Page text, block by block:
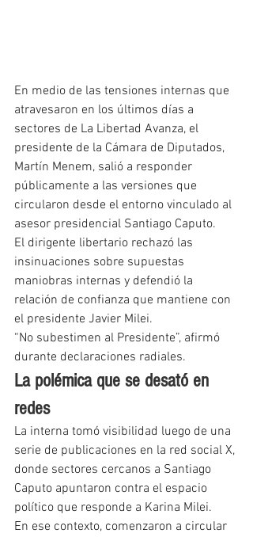
En medio de las tensiones internas que
atravesaron en los últimos días a
sectores de La Libertad Avanza, el
presidente de la Cámara de Diputados,
Martín Menem, salió a responder
públicamente a las versiones que
circularon desde el entorno vinculado al
asesor presidencial Santiago Caputo.
El dirigente libertario rechazó las
insinuaciones sobre supuestas
maniobras internas y defendió la
relación de confianza que mantiene con
el presidente Javier Milei.
“No subestimen al Presidente”, afirmó
durante declaraciones radiales.
La polémica que se desató en
redes
La interna tomó visibilidad luego de una
serie de publicaciones en la red social X,
donde sectores cercanos a Santiago
Caputo apuntaron contra el espacio
político que responde a Karina Milei.
En ese contexto, comenzaron a circular